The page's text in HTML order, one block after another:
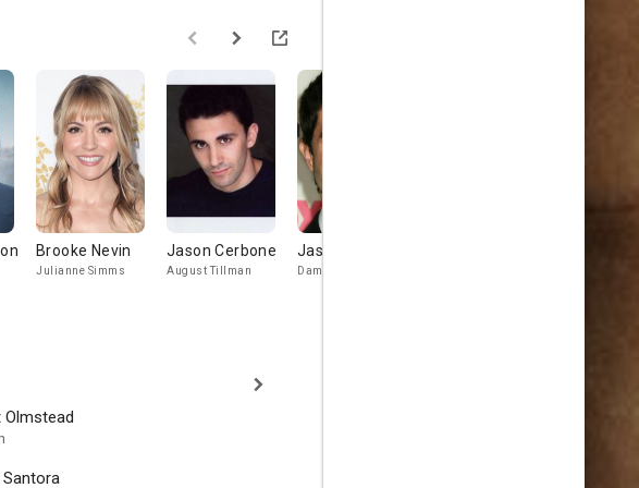
Brooke Nevin
Julianne Simms
Jason Cerbone
August Tillman
Jason Behr
Damien Fauntleroy
Olmstead
Santora